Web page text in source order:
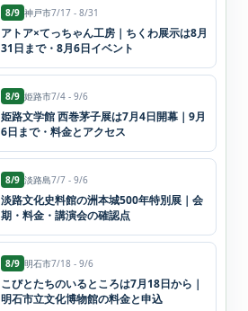
8/9 神戸市7/17 - 8/31
アトア×てっちゃん工房｜ちくわ展示は8月
31日まで・8月6日イベント
8/9 姫路市7/4 - 9/6
姫路文学館 西巻茅子展は7月4日開幕｜9月
6日まで・料金とアクセス
8/9 淡路島7/7 - 9/6
淡路文化史料館の洲本城500年特別展｜会
期・料金・講演会の確認点
8/9 明石市7/18 - 9/6
こびとたちのいるところは7月18日から｜
明石市立文化博物館の料金と申込